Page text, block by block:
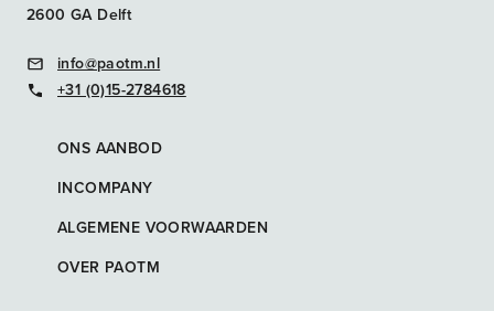
2600 GA Delft
info@paotm.nl
+31 (0)15-2784618
ONS AANBOD
INCOMPANY
ALGEMENE VOORWAARDEN
OVER PAOTM